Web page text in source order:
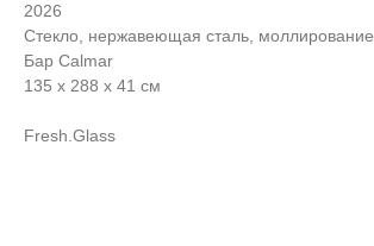
2026
Стекло, нержавеющая сталь, моллирование
Бар Calmar
135 х 288 х 41 см
Fresh.Glass